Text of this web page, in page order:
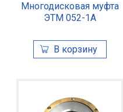
Многодисковая муфта
ЭТМ 052-1А